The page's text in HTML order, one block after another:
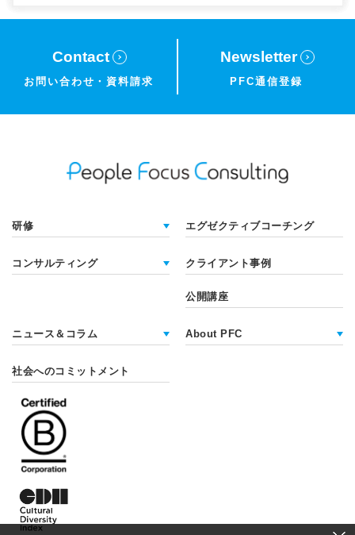
Contact
お問い合わせ・ 資料請求
Newsletter
PFC通信登録
研修 エグゼクティブコーチング
コンサルティング クライアント事例
公開講座
ニュース＆コラム About PFC
社会へのコミットメント